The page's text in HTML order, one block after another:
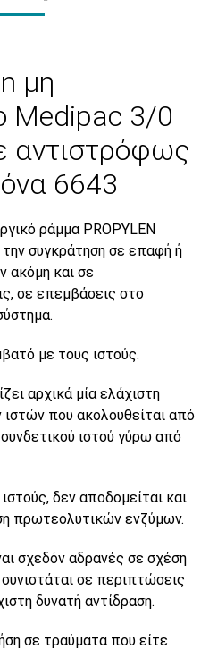
μη
Medipac 3/0
αντιστρόφως
6643
ράμμα PROPYLEN
την συγκράτηση σε επαφή ή
ακόμη και σε
σε επεμβάσεις στο
με τους ιστούς.
αρχικά μία ελάχιστη
που ακολουθείται από
ιστού γύρω από
δεν αποδομείται και
πρωτεολυτικών ενζύμων.
σχεδόν αδρανές σε σχέση
σε περιπτώσεις
δυνατή αντίδραση.
σε τραύματα που είτε